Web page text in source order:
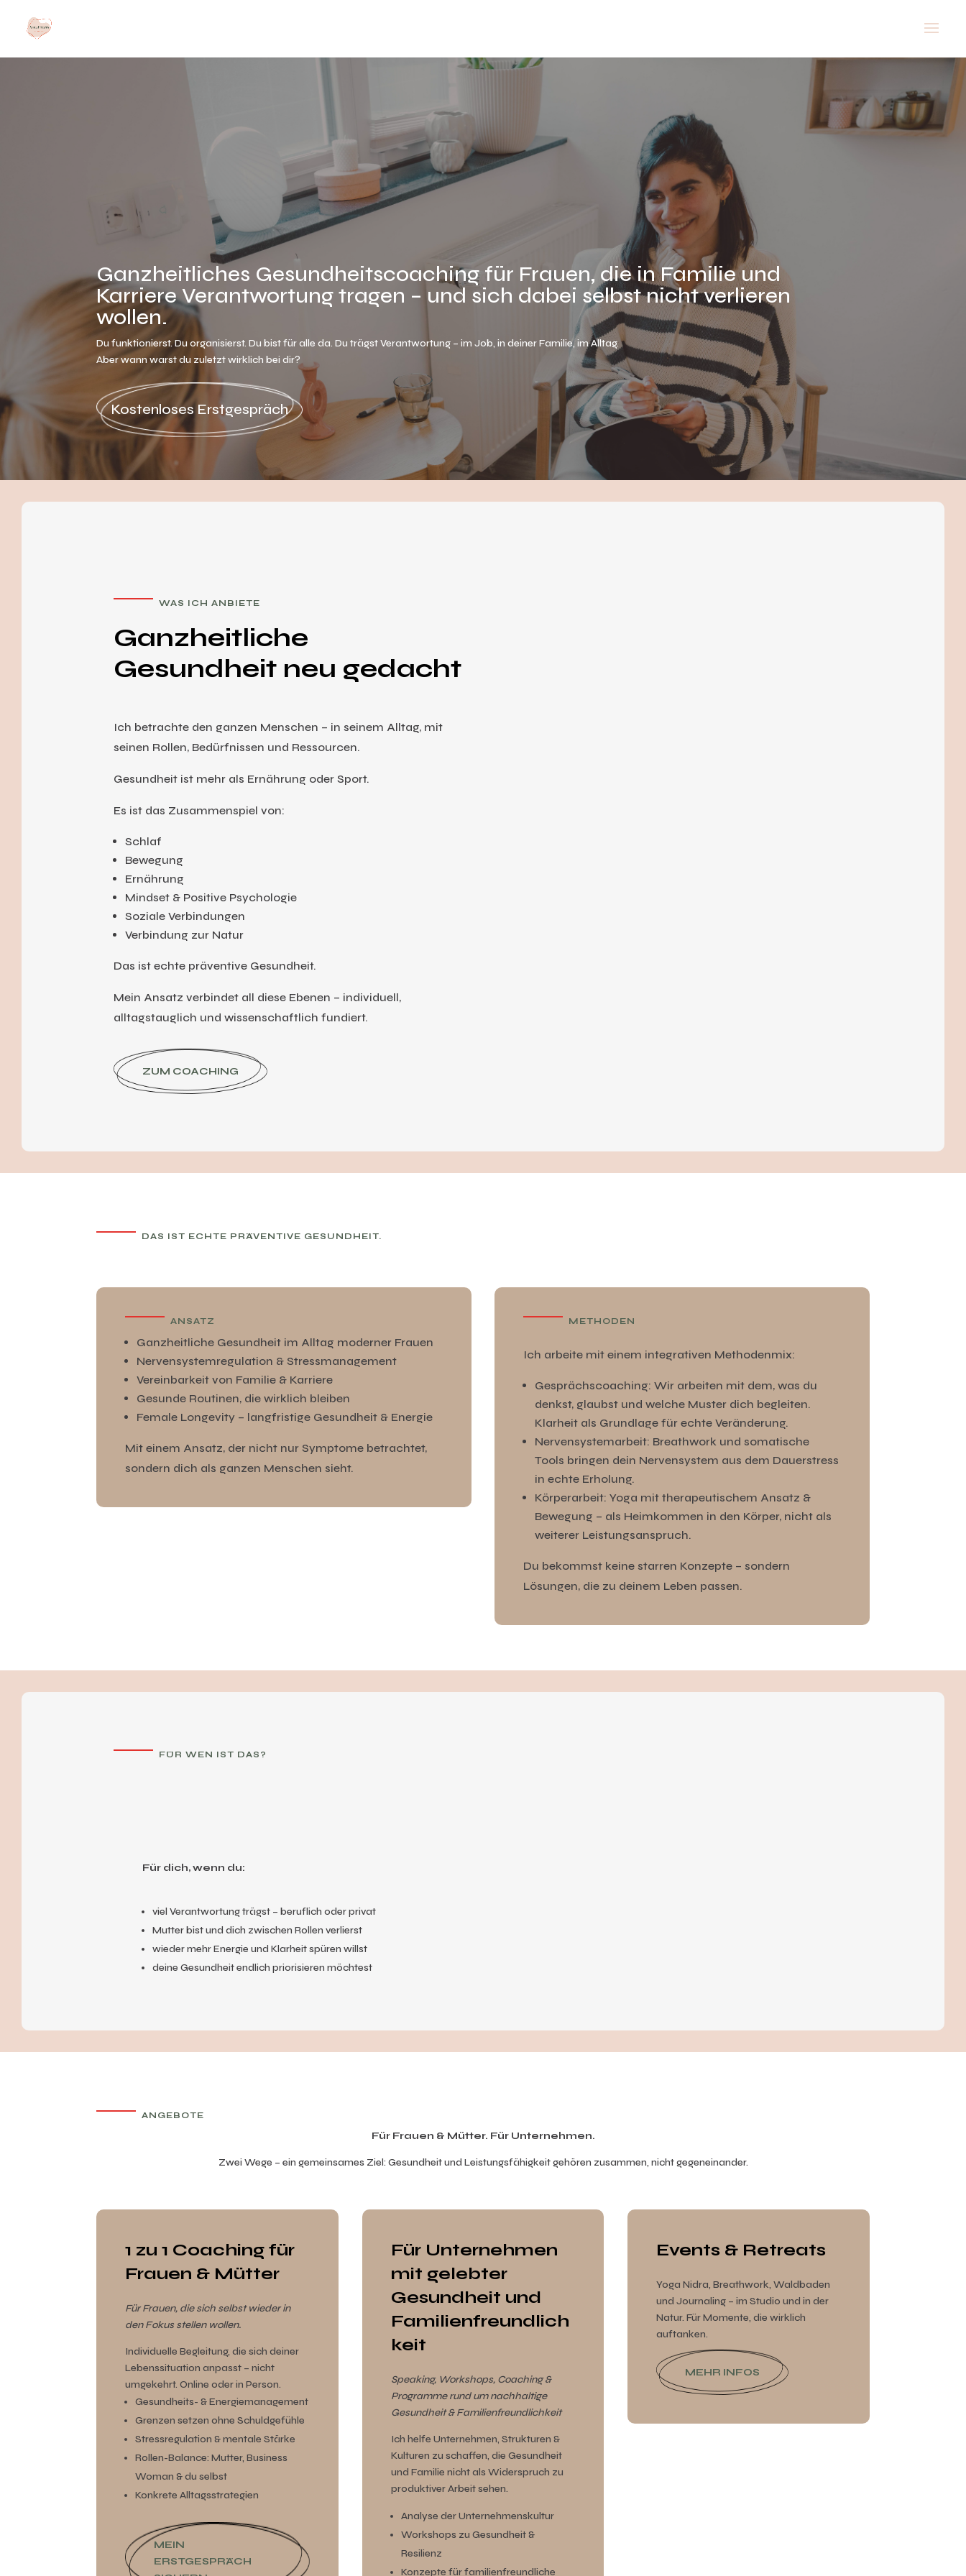
Ganzheitliches Gesundheitscoaching für Frauen, die in Familie und
Karriere Verantwortung tragen – und sich dabei selbst nicht verlieren
wollen.
Du funktionierst. Du organisierst. Du bist für alle da. Du trägst Verantwortung – im Job, in deiner Familie, im Alltag.
Aber wann warst du zuletzt wirklich bei dir?
Kostenloses Erstgespräch
WAS ICH ANBIETE
Ganzheitliche
Gesundheit neu gedacht
Ich betrachte den ganzen Menschen – in seinem Alltag, mit
seinen Rollen, Bedürfnissen und Ressourcen.
Gesundheit ist mehr als Ernährung oder Sport.
Es ist das Zusammenspiel von:
Schlaf
Bewegung
Ernährung
Mindset & Positive Psychologie
Soziale Verbindungen
Verbindung zur Natur
Das ist echte präventive Gesundheit.
Mein Ansatz verbindet all diese Ebenen – individuell,
alltagstauglich und wissenschaftlich fundiert.
ZUM COACHING
DAS IST ECHTE PRÄVENTIVE GESUNDHEIT.
ANSATZ
Ganzheitliche Gesundheit im Alltag moderner Frauen
Nervensystemregulation & Stressmanagement
Vereinbarkeit von Familie & Karriere
Gesunde Routinen, die wirklich bleiben
Female Longevity – langfristige Gesundheit & Energie
Mit einem Ansatz, der nicht nur Symptome betrachtet,
sondern dich als ganzen Menschen sieht.
METHODEN
Ich arbeite mit einem integrativen Methodenmix:
Gesprächscoaching: Wir arbeiten mit dem, was du
denkst, glaubst und welche Muster dich begleiten.
Klarheit als Grundlage für echte Veränderung.
Nervensystemarbeit: Breathwork und somatische
Tools bringen dein Nervensystem aus dem Dauerstress
in echte Erholung.
Körperarbeit: Yoga mit therapeutischem Ansatz &
Bewegung – als Heimkommen in den Körper, nicht als
weiterer Leistungsanspruch.
Du bekommst keine starren Konzepte – sondern
Lösungen, die zu deinem Leben passen.
FÜR WEN IST DAS?
Für dich, wenn du:
viel Verantwortung trägst – beruflich oder privat
Mutter bist und dich zwischen Rollen verlierst
wieder mehr Energie und Klarheit spüren willst
deine Gesundheit endlich priorisieren möchtest
ANGEBOTE
Für Frauen & Mütter. Für Unternehmen.
Zwei Wege – ein gemeinsames Ziel: Gesundheit und Leistungsfähigkeit gehören zusammen, nicht gegeneinander.
1 zu 1 Coaching für
Frauen & Mütter
Für Frauen, die sich selbst wieder in
den Fokus stellen wollen.
Individuelle Begleitung, die sich deiner
Lebenssituation anpasst – nicht
umgekehrt. Online oder in Person.
Gesundheits- & Energiemanagement
Grenzen setzen ohne Schuldgefühle
Stressregulation & mentale Stärke
Rollen-Balance: Mutter, Business
Woman & du selbst
Konkrete Alltagsstrategien
MEIN
ERSTGESPRÄCH
Für Unternehmen
mit gelebter
Gesundheit und
Familienfreundlich
keit
Speaking, Workshops, Coaching &
Programme rund um nachhaltige
Gesundheit & Familienfreundlichkeit
Ich helfe Unternehmen, Strukturen &
Kulturen zu schaffen, die Gesundheit
und Familie nicht als Widerspruch zu
produktiver Arbeit sehen.
Analyse der Unternehmenskultur
Workshops zu Gesundheit &
Resilienz
Konzepte für familienfreundliche
Events & Retreats
Yoga Nidra, Breathwork, Waldbaden
und Journaling – im Studio und in der
Natur. Für Momente, die wirklich
auftanken.
MEHR INFOS